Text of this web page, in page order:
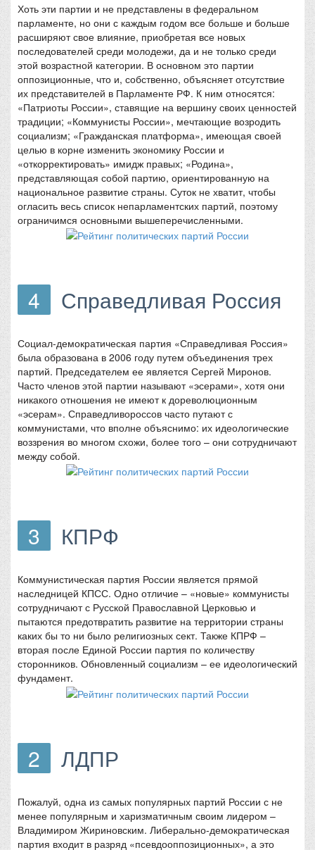
Хоть эти партии и не представлены в федеральном
парламенте, но они с каждым годом все больше и больше
расширяют свое влияние, приобретая все новых
последователей среди молодежи, да и не только среди
этой возрастной категории. В основном это партии
оппозиционные, что и, собственно, объясняет отсутствие
их представителей в Парламенте РФ. К ним относятся:
«Патриоты России», ставящие на вершину своих ценностей
традиции; «Коммунисты России», мечтающие возродить
социализм; «Гражданская платформа», имеющая своей
целью в корне изменить экономику России и
«откорректировать» имидж правых; «Родина»,
представляющая собой партию, ориентированную на
национальное развитие страны. Суток не хватит, чтобы
огласить весь список непарламентских партий, поэтому
ограничимся основными вышеперечисленными.
4 Справедливая Россия
Социал-демократическая партия «Справедливая Россия»
была образована в 2006 году путем объединения трех
партий. Председателем ее является Сергей Миронов.
Часто членов этой партии называют «эсерами», хотя они
никакого отношения не имеют к дореволюционным
«эсерам». Справедливороссов часто путают с
коммунистами, что вполне объяснимо: их идеологические
воззрения во многом схожи, более того – они сотрудничают
между собой.
3 КПРФ
Коммунистическая партия России является прямой
наследницей КПСС. Одно отличие – «новые» коммунисты
сотрудничают с Русской Православной Церковью и
пытаются предотвратить развитие на территории страны
каких бы то ни было религиозных сект. Также КПРФ –
вторая после Единой России партия по количеству
сторонников. Обновленный социализм – ее идеологический
фундамент.
2 ЛДПР
Пожалуй, одна из самых популярных партий России с не
менее популярным и харизматичным своим лидером –
Владимиром Жириновским. Либерально-демократическая
партия входит в разряд «псевдооппозиционных», а это